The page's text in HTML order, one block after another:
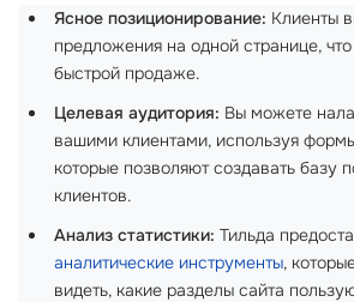
Ясное позиционирование: Клиенты
предложения на одной странице,
быстрой продаже.
Целевая аудитория: Вы можете
вашими клиентами, используя
которые позволяют создавать базу
клиентов.
Анализ статистики: Тильда
аналитические инструменты,
видеть, какие разделы сайта